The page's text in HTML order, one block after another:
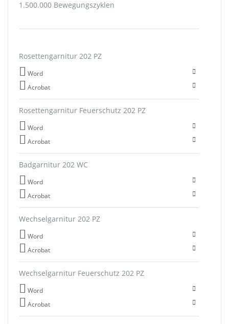
1.500.000 Bewegungszyklen
Rosettengarnitur 202 PZ
Word
Acrobat
Rosettengarnitur Feuerschutz 202 PZ
Word
Acrobat
Badgarnitur 202 WC
Word
Acrobat
Wechselgarnitur 202 PZ
Word
Acrobat
Wechselgarnitur Feuerschutz 202 PZ
Word
Acrobat